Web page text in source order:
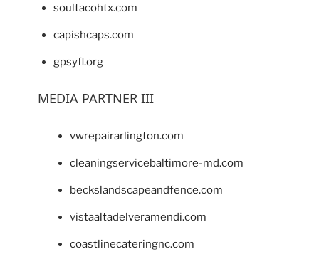
soultacohtx.com
capishcaps.com
gpsyfl.org
MEDIA PARTNER III
vwrepairarlington.com
cleaningservicebaltimore-md.com
beckslandscapeandfence.com
vistaaltadelveramendi.com
coastlinecateringnc.com